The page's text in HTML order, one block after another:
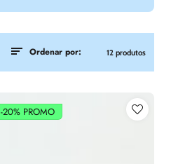
Ordenar por: 12 produtos
-20% PROMO